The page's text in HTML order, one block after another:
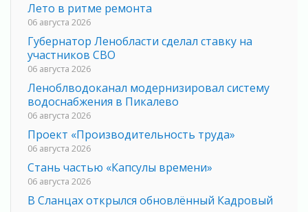
Лето в ритме ремонта
06 августа 2026
Губернатор Ленобласти сделал ставку на
участников СВО
06 августа 2026
Леноблводоканал модернизировал систему
водоснабжения в Пикалево
06 августа 2026
Проект «Производительность труда»
06 августа 2026
Стань частью «Капсулы времени»
06 августа 2026
В Сланцах открылся обновлённый Кадровый